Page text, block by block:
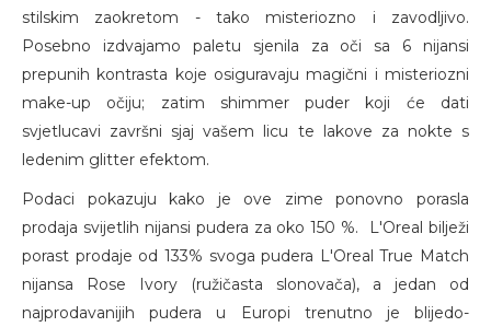
stilskim zaokretom - tako misteriozno i zavodljivo.
Posebno izdvajamo paletu sjenila za oči sa 6 nijansi
prepunih kontrasta koje osiguravaju magični i misteriozni
make-up očiju; zatim shimmer puder koji će dati
svjetlucavi završni sjaj vašem licu te lakove za nokte s
ledenim glitter efektom.
Podaci pokazuju kako je ove zime ponovno porasla
prodaja svijetlih nijansi pudera za oko 150 %. L'Oreal bilježi
porast prodaje od 133% svoga pudera L'Oreal True Match
nijansa Rose Ivory (ružičasta slonovača), a jedan od
najprodavanijih pudera u Europi trenutno je blijedo-